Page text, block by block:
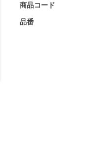
商品コード
品番